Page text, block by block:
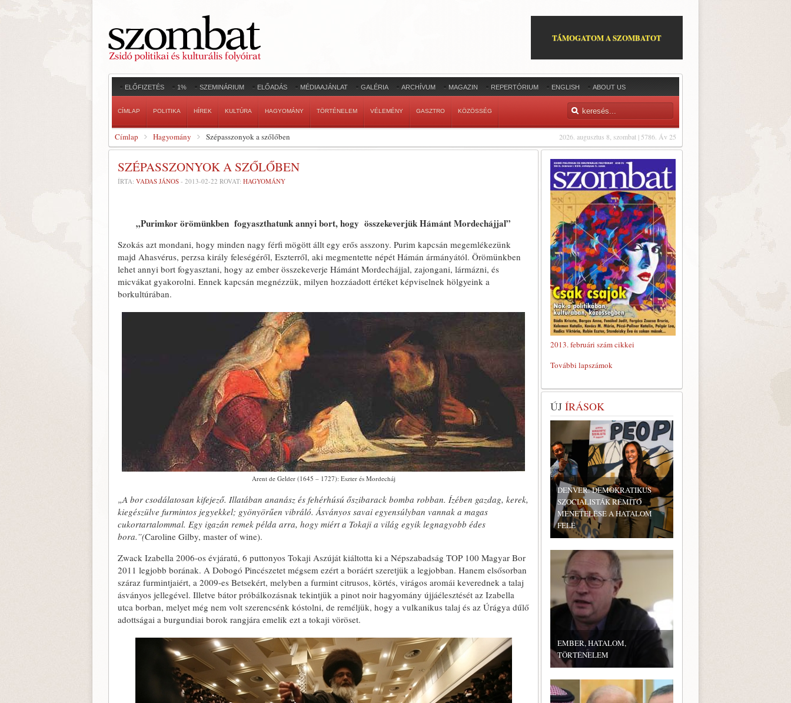
TÁMOGATOM A SZOMBATOT
ELŐFIZETÉS 1% SZEMINÁRIUM ELŐADÁS MÉDIAAJÁNLAT GALÉRIA ARCHÍVUM MAGAZIN REPERTÓRIUM ENGLISH ABOUT US
CÍMLAP POLITIKA HÍREK KULTÚRA HAGYOMÁNY TÖRTÉNELEM VÉLEMÉNY GASZTRO KÖZÖSSÉG
2026. augusztus 8, szombat | 5786. Áv 25
Címlap Hagyomány Szépasszonyok a szőlőben
SZÉPASSZONYOK A SZŐLŐBEN
ÍRTA: VADAS JÁNOS - 2013-02-22 ROVAT: HAGYOMÁNY
„Purimkor örömünkben fogyaszthatunkannyi bort, hogy összekeverjük Hámánt Mordechájjal”
Szokás azt mondani, hogy minden nagy férfi mögött állt egy erős asszony. Purim kapcsán megemlékezünk
majd Ahasvérus, perzsa király feleségéről, Eszterről, aki megmentette népét Hámán ármányától. Örömünkben
lehet annyi bort fogyasztani, hogy az ember összekeverje Hámánt Mordechájjal, zajongani, lármázni, és
micvákat gyakorolni. Ennek kapcsán megnézzük, milyen hozzáadott értéket képviselnek hölgyeink a
borkultúrában.
Arent de Gelder (1645 – 1727): Eszter és Mordecháj
„A bor csodálatosan kifejező. Illatában ananász és fehérhúsú őszibarack bomba robban. Ízében gazdag, kerek,
kiegészülve furmintos jegyekkel; gyönyörűen vibráló. Ásványos savai egyensúlyban vannak a magas
cukortartalommal. Egy igazán remek példa arra, hogy miért a Tokaji a világ egyik legnagyobb édes
bora.”(Caroline Gilby, master of wine).
Zwack Izabella 2006-os évjáratú, 6 puttonyos Tokaji Aszúját kiáltotta ki a Népszabadság TOP 100 Magyar Bor
2011 legjobb borának. A Dobogó Pincészetet mégsem ezért a boráért szeretjük a legjobban. Hanem elsősorban
száraz furmintjaiért, a 2009-es Betsekért, melyben a furmint citrusos, körtés, virágos aromái keverednek a talaj
ásványos jellegével. Illetve bátor próbálkozásnak tekintjük a pinot noir hagyomány újjáélesztését az Izabella
utca borban, melyet még nem volt szerencsénk kóstolni, de reméljük, hogy a vulkanikus talaj és az Úrágya dűlő
adottságai a burgundiai borok rangjára emelik ezt a tokaji vöröset.
2013. februári szám cikkei
További lapszámok
ÚJ ÍRÁSOK
DENVER: DEMOKRATIKUS
SZOCIALISTÁK RÉMÍTŐ
MENETELÉSE A HATALOM
FELÉ
EMBER, HATALOM,
TÖRTÉNELEM